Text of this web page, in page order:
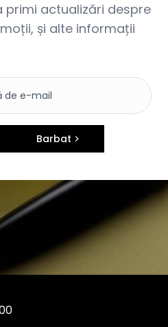
actualizări despre
și alte informații
Barbat